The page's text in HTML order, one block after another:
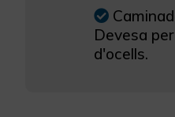
Devesa
d'ocells.